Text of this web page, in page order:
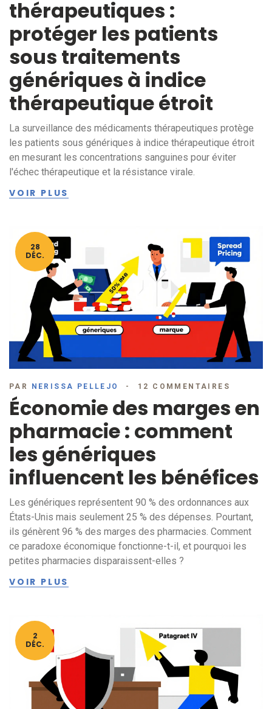
thérapeutiques :
protéger les patients
sous traitements
génériques à indice
thérapeutique étroit
La surveillance des médicaments thérapeutiques protège
les patients sous génériques à indice thérapeutique étroit
en mesurant les concentrations sanguines pour éviter
l'échec thérapeutique et la résistance virale.
VOIR PLUS
28
DÉC.
PAR NERISSA PELLEJO 12 COMMENTAIRES
Économie des marges en
pharmacie : comment
les génériques
influencent les bénéfices
Les génériques représentent 90 % des ordonnances aux
États-Unis mais seulement 25 % des dépenses. Pourtant,
ils génèrent 96 % des marges des pharmacies. Comment
ce paradoxe économique fonctionne-t-il, et pourquoi les
petites pharmacies disparaissent-elles ?
VOIR PLUS
2
DÉC.